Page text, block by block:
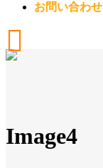
お問い合わせ
Image4